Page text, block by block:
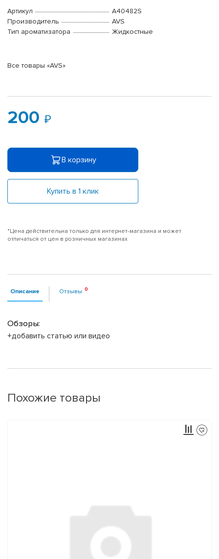
Артикул
A40482S
Производитель
AVS
Тип ароматизатора
Жидкостные
Все товары «AVS»
200
В корзину
Купить в 1 клик
*Цена действительна только для интернет-магазина и может
отличаться от цен в розничных магазинах
Описание Отзывы
Обзоры:
+добавить статью или видео
Похожие товары